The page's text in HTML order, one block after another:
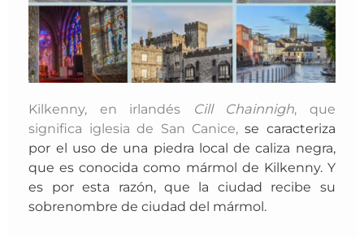
Kilkenny, en irlandés Cill Chainnigh, que
significa iglesia de San Canice,se caracteriza
por el uso de una piedra local de caliza negra,
que es conocida como mármol de Kilkenny. Y
es por esta razón, que la ciudad recibe su
sobrenombre de ciudad del mármol.